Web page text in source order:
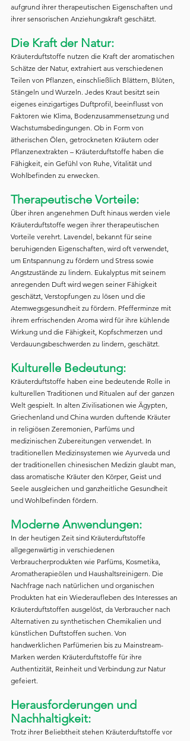
aufgrund ihrer therapeutischen Eigenschaften und
ihrer sensorischen Anziehungskraft geschätzt.
Die Kraft der Natur:
Kräuterduftstoffe nutzen die Kraft der aromatischen
Schätze der Natur, extrahiert aus verschiedenen
Teilen von Pflanzen, einschließlich Blättern, Blüten,
Stängeln und Wurzeln. Jedes Kraut besitzt sein
eigenes einzigartiges Duftprofil, beeinflusst von
Faktoren wie Klima, Bodenzusammensetzung und
Wachstumsbedingungen. Ob in Form von
ätherischen Ölen, getrockneten Kräutern oder
Pflanzenextrakten – Kräuterduftstoffe haben die
Fähigkeit, ein Gefühl von Ruhe, Vitalität und
Wohlbefinden zu erwecken.
Therapeutische Vorteile:
Über ihren angenehmen Duft hinaus werden viele
Kräuterduftstoffe wegen ihrer therapeutischen
Vorteile verehrt. Lavendel, bekannt für seine
beruhigenden Eigenschaften, wird oft verwendet,
um Entspannung zu fördern und Stress sowie
Angstzustände zu lindern. Eukalyptus mit seinem
anregenden Duft wird wegen seiner Fähigkeit
geschätzt, Verstopfungen zu lösen und die
Atemwegsgesundheit zu fördern. Pfefferminze mit
ihrem erfrischenden Aroma wird für ihre kühlende
Wirkung und die Fähigkeit, Kopfschmerzen und
Verdauungsbeschwerden zu lindern, geschätzt.
Kulturelle Bedeutung:
Kräuterduftstoffe haben eine bedeutende Rolle in
kulturellen Traditionen und Ritualen auf der ganzen
Welt gespielt. In alten Zivilisationen wie Ägypten,
Griechenland und China wurden duftende Kräuter
in religiösen Zeremonien, Parfüms und
medizinischen Zubereitungen verwendet. In
traditionellen Medizinsystemen wie Ayurveda und
der traditionellen chinesischen Medizin glaubt man,
dass aromatische Kräuter den Körper, Geist und
Seele ausgleichen und ganzheitliche Gesundheit
und Wohlbefinden fördern.
Moderne Anwendungen:
In der heutigen Zeit sind Kräuterduftstoffe
allgegenwärtig in verschiedenen
Verbraucherprodukten wie Parfüms, Kosmetika,
Aromatherapieölen und Haushaltsreinigern. Die
Nachfrage nach natürlichen und organischen
Produkten hat ein Wiederaufleben des Interesses an
Kräuterduftstoffen ausgelöst, da Verbraucher nach
Alternativen zu synthetischen Chemikalien und
künstlichen Duftstoffen suchen. Von
handwerklichen Parfümerien bis zu Mainstream-
Marken werden Kräuterduftstoffe für ihre
Authentizität, Reinheit und Verbindung zur Natur
gefeiert.
Herausforderungen und
Nachhaltigkeit:
Trotz ihrer Beliebtheit stehen Kräuterduftstoffe vor